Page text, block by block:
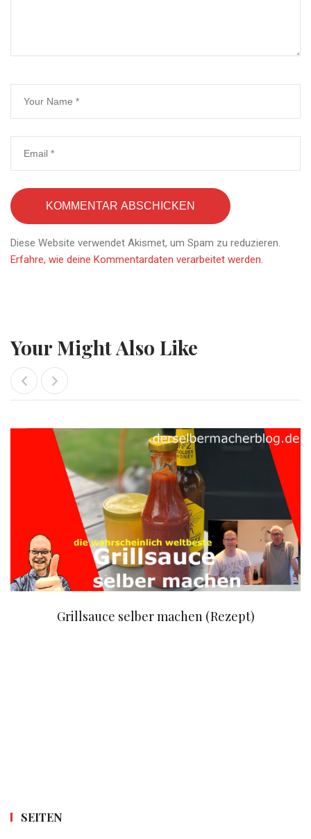
Diese Website verwendet Akismet, um Spam zu reduzieren.
Erfahre, wie deine Kommentardaten verarbeitet werden.
Your Might Also Like
Grillsauce selber machen (Rezept)
SEITEN